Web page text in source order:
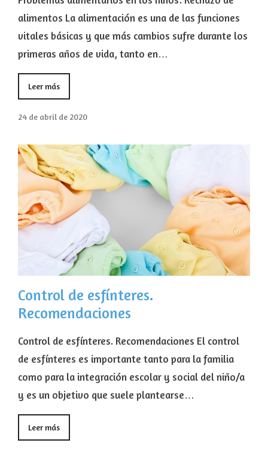
alimentos La alimentación es una de las funciones
vitales básicas y que más cambios sufre durante los
primeras años de vida, tanto en…
Leer más
24 de abril de 2020
Control de esfínteres.
Recomendaciones
Control de esfínteres. Recomendaciones El control
de esfínteres es importante tanto para la familia
como para la integración escolar y social del niño/a
y es un objetivo que suele plantearse…
Leer más